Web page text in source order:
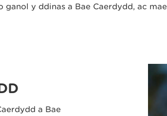
y ddinas a Bae Caerdydd, ac
a Bae